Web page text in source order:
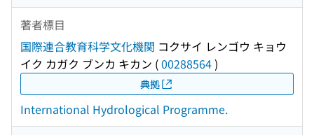
著者標目
国際連合教育科学文化機関 コクサイ レンゴウ キョウ
イク カガク ブンカ キカン (00288564)
典拠
International Hydrological Programme.